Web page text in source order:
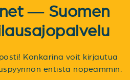
— Suomen
Konkarina voit kirjautua
entistä nopeammin.